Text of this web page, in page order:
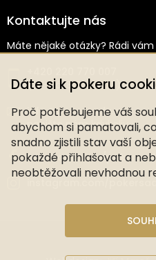
Dáte si k pokeru
Proč potřebujeme váš
abychom si pamatovali,
snadno zjistili stav vaší
pokaždé přihlašovat a
neobtěžovali nevhodnou
Kontaktujte nás
Máte nějaké otázky? Rádi
(Po–Pá: 8:30–16:00)
info@pokersady.cz
napište nám kdykoliv
facebook.com/